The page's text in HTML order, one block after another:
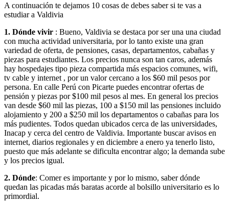
A continuación te dejamos 10 cosas de debes saber si te vas a
estudiar a Valdivia
1. Dónde vivir : Bueno, Valdivia se destaca por ser una una ciudad
con mucha actividad universitaria, por lo tanto existe una gran
variedad de oferta, de pensiones, casas, departamentos, cabañas y
piezas para estudiantes. Los precios nunca son tan caros, además
hay hospedajes tipo pieza compartida más espacios comunes, wifi,
tv cable y internet , por un valor cercano a los $60 mil pesos por
persona. En calle Perú con Picarte puedes encontrar ofertas de
pensión y piezas por $100 mil pesos al mes. En general los precios
van desde $60 mil las piezas, 100 a $150 mil las pensiones incluido
alojamiento y 200 a $250 mil los departamentos o cabañas para los
más pudientes. Todos quedan ubicados cerca de las universidades,
Inacap y cerca del centro de Valdivia. Importante buscar avisos en
internet, diarios regionales y en diciembre a enero ya tenerlo listo,
puesto que más adelante se dificulta encontrar algo; la demanda sube
y los precios igual.
2. Dónde: Comer es importante y por lo mismo, saber dónde
quedan las picadas más baratas acorde al bolsillo universitario es lo
primordial.